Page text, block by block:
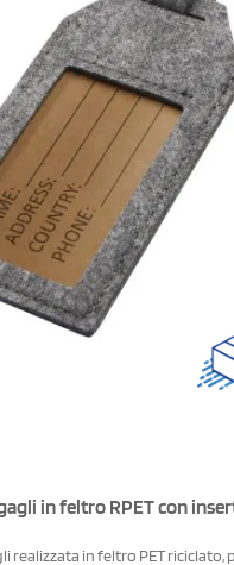
in feltro RPET con
realizzata in feltro PET riciclato,